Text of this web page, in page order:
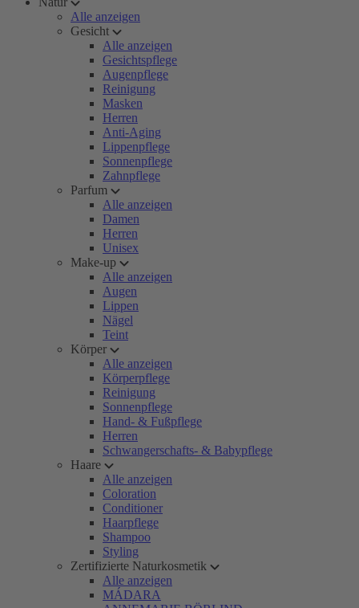
Alle anzeigen
Gesicht
Alle anzeigen
Gesichtspflege
Augenpflege
Reinigung
Masken
Herren
Anti-Aging
Lippenpflege
Sonnenpflege
Zahnpflege
Parfum
Alle anzeigen
Damen
Herren
Unisex
Make-up
Alle anzeigen
Augen
Lippen
Nägel
Teint
Körper
Alle anzeigen
Körperpflege
Reinigung
Sonnenpflege
Hand- & Fußpflege
Herren
Schwangerschafts- & Babypflege
Haare
Alle anzeigen
Coloration
Conditioner
Haarpflege
Shampoo
Styling
Zertifizierte Naturkosmetik
Alle anzeigen
MÁDARA